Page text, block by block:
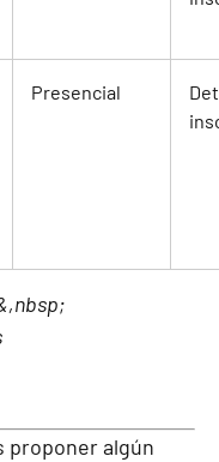
Presencial
proponer algún